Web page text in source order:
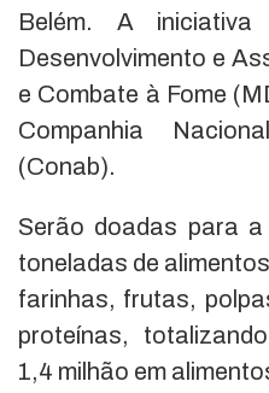
Belém. A
Desenvolvimento e
e Combate à Fome
Companhia
(Conab).
Serão doadas para
toneladas de
farinhas, frutas,
proteínas,
1,4 milhão em